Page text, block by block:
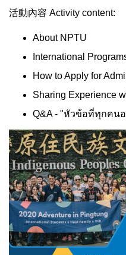
活動內容 Activity content:
About NPTU
International
How to Apply for
Sharing Experience
Q&A - "หัวข้อที่ทุกคนอ